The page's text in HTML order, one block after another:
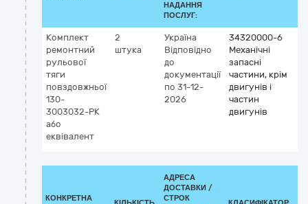
НАДАННЯ
ПОСЛУГ:
Комплект
ремонтний
рульової
тяги
повздовжньої
130-
3003032-РК
або
еквівалент
2
штука
Україна
Відповідно
до
документації
по 31-12-
2026
34320000-6
Механічні
запасні
частини, крім
двигунів і
частин
двигунів
КОНКРЕТНА
АДРЕСА
ДОСТАВКИ /
СТРОК